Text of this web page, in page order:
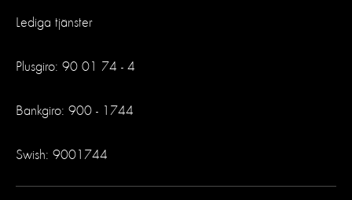
Lediga tjänster
Plusgiro: 90 01 74 - 4
Bankgiro: 900 - 1744
Swish: 9001744